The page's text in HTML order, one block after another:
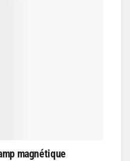
magnétique